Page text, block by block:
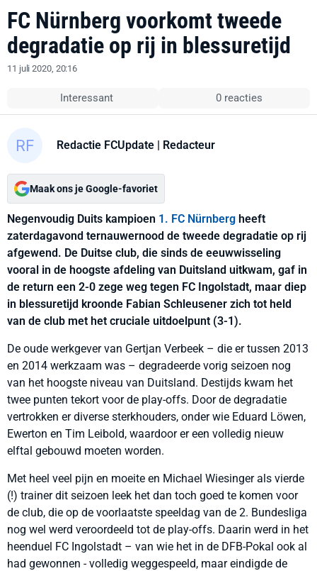
FC Nürnberg voorkomt tweede
degradatie op rij in blessuretijd
11 juli 2020, 20:16
Interessant 0 reacties
Redactie FCUpdate | Redacteur
Maak ons je Google-favoriet
Negenvoudig Duits kampioen 1. FC Nürnberg heeft
zaterdagavond ternauwernood de tweede degradatie op rij
afgewend. De Duitse club, die sinds de eeuwwisseling
vooral in de hoogste afdeling van Duitsland uitkwam, gaf in
de return een 2-0 zege weg tegen FC Ingolstadt, maar diep
in blessuretijd kroonde Fabian Schleusener zich tot held
van de club met het cruciale uitdoelpunt (3-1).
De oude werkgever van Gertjan Verbeek – die er tussen 2013
en 2014 werkzaam was – degradeerde vorig seizoen nog
van het hoogste niveau van Duitsland. Destijds kwam het
twee punten tekort voor de play-offs. Door de degradatie
vertrokken er diverse sterkhouders, onder wie Eduard Löwen,
Ewerton en Tim Leibold, waardoor er een volledig nieuw
elftal gebouwd moeten worden.
Met heel veel pijn en moeite en Michael Wiesinger als vierde
(!) trainer dit seizoen leek het dan toch goed te komen voor
de club, die op de voorlaatste speeldag van de 2. Bundesliga
nog wel werd veroordeeld tot de play-offs. Daarin werd in het
heenduel FC Ingolstadt – van wie het in de DFB-Pokal ook al
had gewonnen - volledig weggespeeld, maar eindigde de